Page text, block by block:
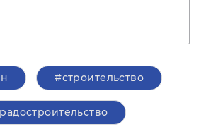
#строительство